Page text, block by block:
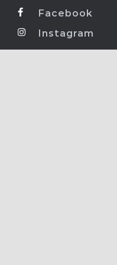
Facebook
Instagram